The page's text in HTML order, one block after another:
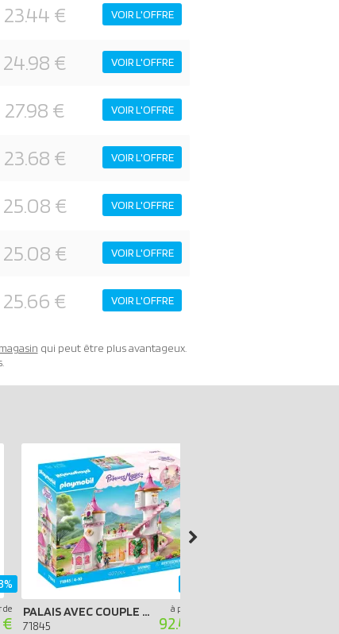
23.44 € VOIR L'OFFRE
24.98 € VOIR L'OFFRE
27.98 € VOIR L'OFFRE
23.68 € VOIR L'OFFRE
25.08 € VOIR L'OFFRE
25.08 € VOIR L'OFFRE
25.66 € VOIR L'OFFRE
qui peut être plus avantageux.
de
€
PALAIS AVEC COUPLE ROYAL ET DEUX TRÔNES
71845
à partir de
92.49 €